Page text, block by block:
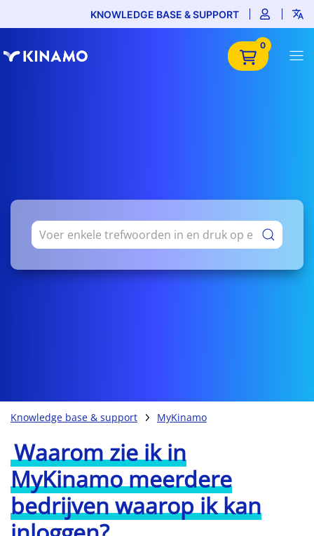
KNOWLEDGE BASE & SUPPORT
0
Knowledge base & support MyKinamo
Waarom zie ik in
MyKinamo meerdere
bedrijven waarop ik kan